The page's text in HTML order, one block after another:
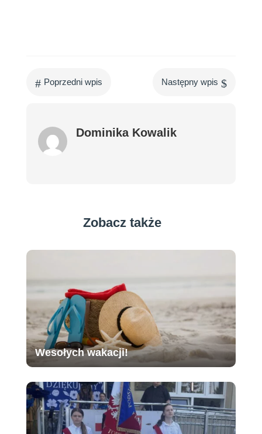
# Poprzedni wpis Następny wpis $
Dominika Kowalik
Zobacz także
Wesołych wakacji!